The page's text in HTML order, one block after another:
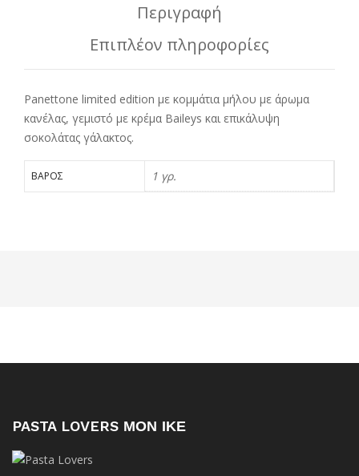
Περιγραφή
Επιπλέον πληροφορίες
Panettone limited edition με κομμάτια μήλου με άρωμα
κανέλας, γεμιστό με κρέμα Baileys και επικάλυψη
σοκολάτας γάλακτος.
ΒΆΡΟΣ 1 γρ.
PASTA LOVERS ΜΟΝ ΙΚΕ